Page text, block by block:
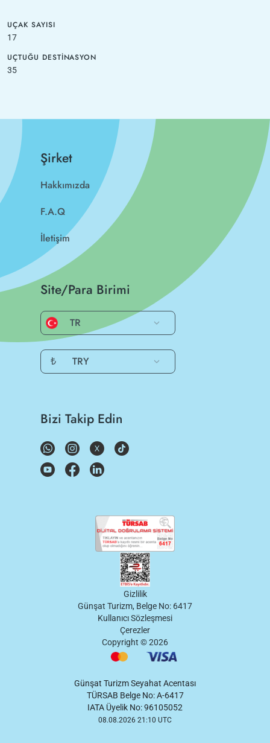
UÇAK SAYISI
17
UÇTUĞU DESTINASYON
35
Şirket
Hakkımızda
F.A.Q
İletişim
Site/Para Birimi
TR
₺ TRY
Bizi Takip Edin
Gizlilik
Günşat Turizm, Belge No: 6417
Kullanıcı Sözleşmesi
Çerezler
Copyright ©2026
Günşat Turizm Seyahat Acentası
TÜRSAB Belge No: A-6417
IATA Üyelik No: 96105052
08.08.2026 21:10 UTC